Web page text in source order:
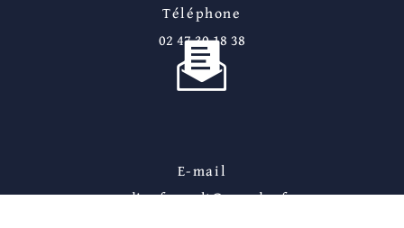
Téléphone
02 47 30 18 38
E-mail
nadine.foucault@wanadoo.fr